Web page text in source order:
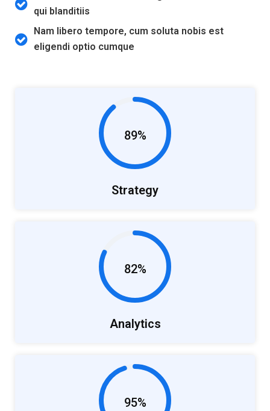
qui blanditiis
Nam libero tempore, cum soluta nobis est
eligendi optio cumque
89%
Strategy
82%
Analytics
95%